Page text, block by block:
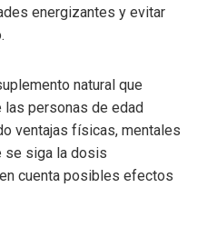
energizantes y evitar
natural que
personas de edad
ventajas físicas, mentales
se siga la dosis
cuenta posibles efectos